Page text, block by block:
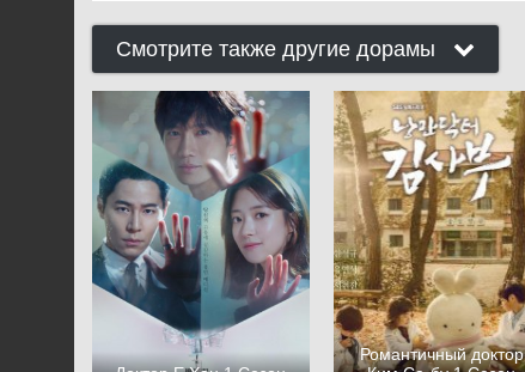
Смотрите также другие дорамы
Романтичный доктор